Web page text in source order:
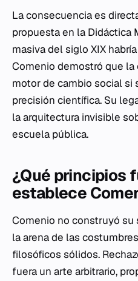
La consecuencia es
propuesta en la Didáctica
masiva del siglo XIX
Comenio demostró que
motor de cambio social si
precisión científica. Su
la arquitectura invisible
escuela pública.
¿Qué principios
establece
Comenio no construyó
la arena de las
filosóficos sólidos.
fuera un arte arbitrario,